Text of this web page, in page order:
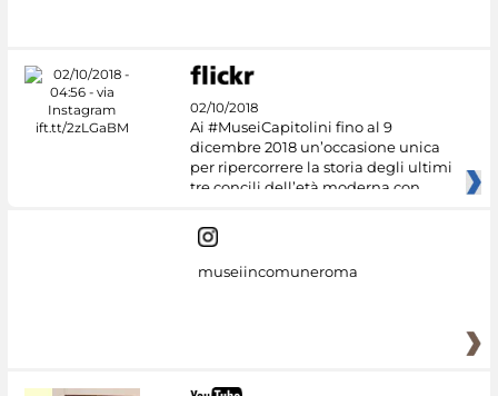
02/10/2018
Ai #MuseiCapitolini fino al 9
dicembre 2018 un’occasione unica
per ripercorrere la storia degli ultimi
tre concili dell’età moderna con
museiincomuneroma